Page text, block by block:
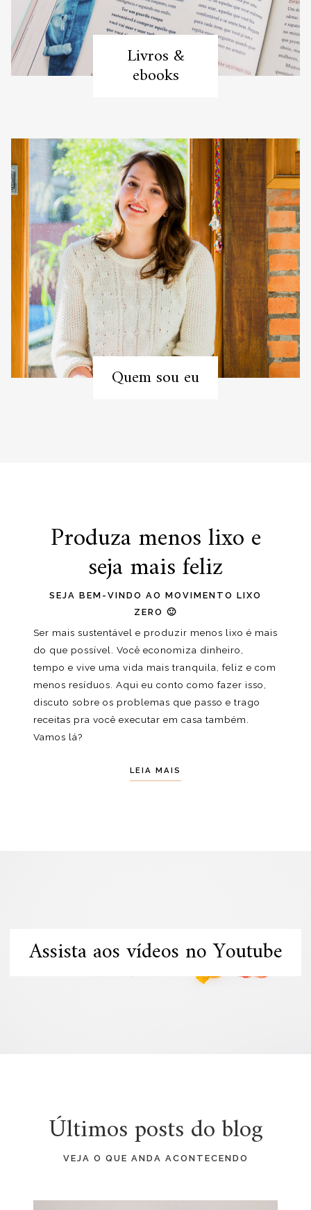
Livros &
ebooks
Quem sou eu
Produza menos lixo e
seja mais feliz
SEJA BEM-VINDO AO MOVIMENTO LIXO
ZERO 🙂
Ser mais sustentável e produzir menos lixo é mais
do que possível. Você economiza dinheiro,
tempo e vive uma vida mais tranquila, feliz e com
menos resíduos. Aqui eu conto como fazer isso,
discuto sobre os problemas que passo e trago
receitas pra você executar em casa também.
Vamos lá?
LEIA MAIS
Assista aos vídeos no Youtube
Últimos posts do blog
VEJA O QUE ANDA ACONTECENDO